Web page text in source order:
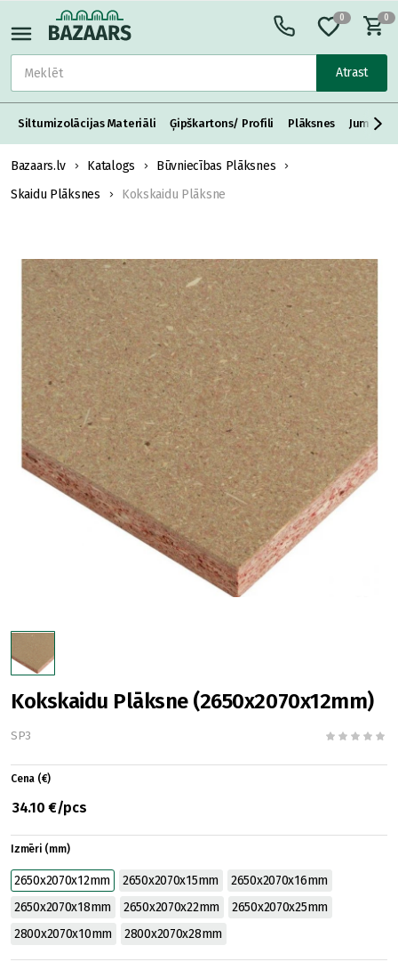
Atrast
0 0
Siltumizolācijas Materiāli Ģipškartons/ Profili Plāksnes Jumta
Bazaars.lv Katalogs
Būvniecības Plāksnes
Skaidu Plāksnes
Kokskaidu Plāksne
Kokskaidu Plāksne (2650x2070x12mm)
SP3
Cena (€)
34.10 €/pcs
Izmēri (mm)
2650x2070x12mm 2650x2070x15mm
2650x2070x16mm
2650x2070x18mm
2650x2070x22mm
2650x2070x25mm
2800x2070x10mm
2800x2070x28mm